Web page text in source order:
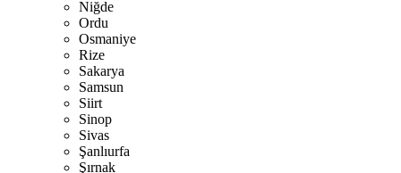
Niğde
Ordu
Osmaniye
Rize
Sakarya
Samsun
Siirt
Sinop
Sivas
Şanlıurfa
Şırnak